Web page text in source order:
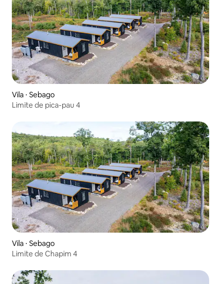
Vila ⋅ Sebago
Limite de pica-pau 4
Vila ⋅ Sebago
Limite de Chapim 4